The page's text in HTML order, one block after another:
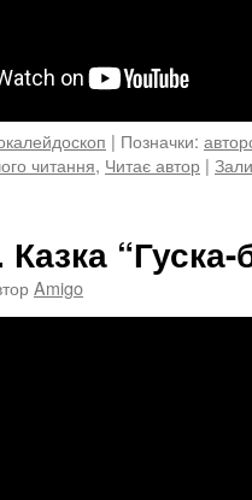
| Позначки:
читання, Читає автор |
“Гуска-
Amigo